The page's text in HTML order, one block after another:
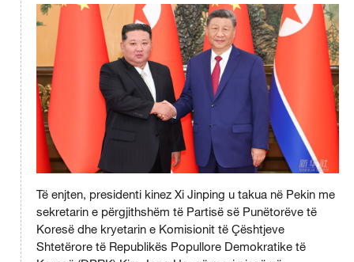
a
modal
window.
No compatible source was found for this media.
Të enjten, presidenti kinez Xi Jinping u takua në Pekin me
sekretarin e përgjithshëm të Partisë së Punëtorëve të
Koresë dhe kryetarin e Komisionit të Çështjeve
Shtetërore të Republikës Popullore Demokratike të